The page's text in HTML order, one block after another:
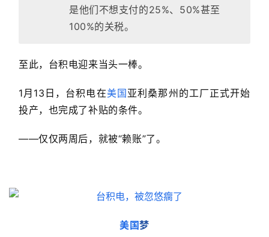
是他们不想支付的25%、50%甚至
100%的关税。
至此，台积电迎来当头一棒。
1月13日，台积电在美国 亚利桑那州的工厂正式开始
投产，也完成了补贴的条件。
——仅仅两周后，就被“赖账”了。
美国梦